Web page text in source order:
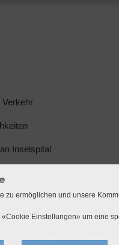
Verkehr
Inselspital
Datenschutz Sitemap
ermöglichen und unsere
Einstellungen» um eine